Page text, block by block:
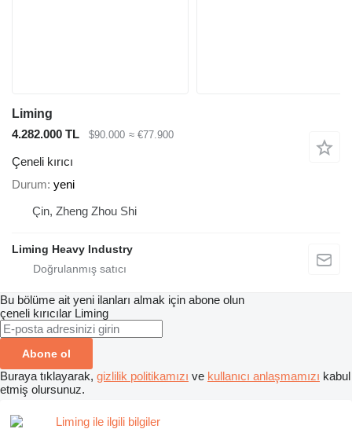
Liming
4.282.000 TL
$90.000 ≈ €77.900
Çeneli kırıcı
Durum yeni
Çin, Zheng Zhou Shi
Liming Heavy Industry
Bu bölüme ait yeni ilanları almak için abone olun
çeneli kırıcılar Liming
Abone ol
Buraya tıklayarak, gizlilik politikamızı ve kullanıcı anlaşmamızı kabul
etmiş olursunuz.
Liming ile ilgili bilgiler